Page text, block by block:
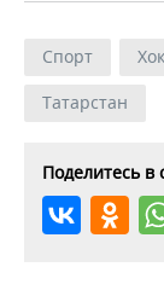
Спорт
Татарстан
Поделитесь в